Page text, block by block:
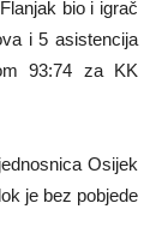
bio i igrač
i 5 asistencija
93:74 za KK
Osijek
je bez pobjede